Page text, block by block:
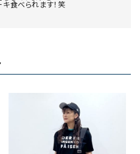
食べられます！笑